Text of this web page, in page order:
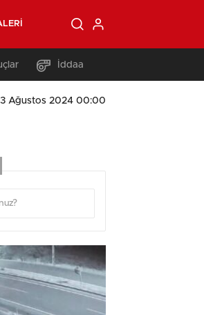
İddaa
Ağustos 2024 00:00